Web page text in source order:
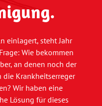
einlagert, steht Jahr
Wie bekommen
an denen noch der
Krankheitserreger
Wir haben eine
Lösung für dieses